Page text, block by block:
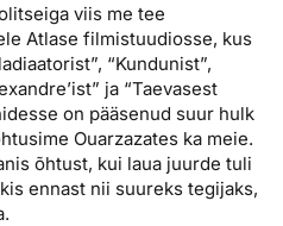
viis me tee
Atlase filmistuudiosse, kus
“Kundunist”,
ja “Taevasest
on pääsenud suur hulk
Ouarzazates ka meie.
õhtust, kui laua juurde tuli
ennast nii suureks tegijaks,